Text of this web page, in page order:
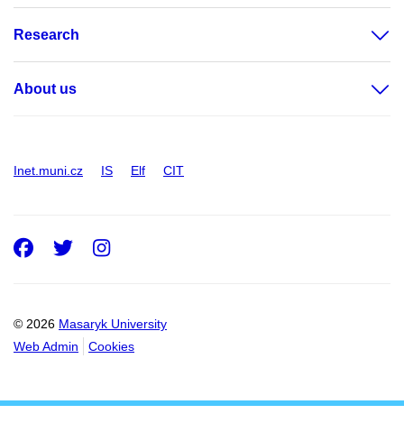
Research
About us
Inet.muni.cz IS Elf CIT
© 2026 Masaryk University
Web Admin
Cookies
Facebook
Twitter
Instagram